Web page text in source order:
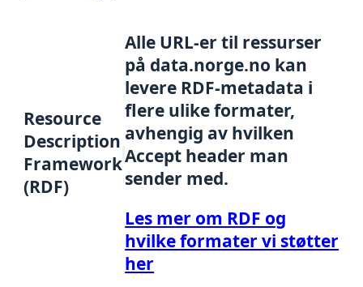
Resource
Description
Framework
(RDF)
Alle URL-er til ressurser
på data.norge.no kan
levere RDF-metadata i
flere ulike formater,
avhengig av hvilken
Accept header man
sender med.
Les mer om RDF og
hvilke formater vi støtter
her